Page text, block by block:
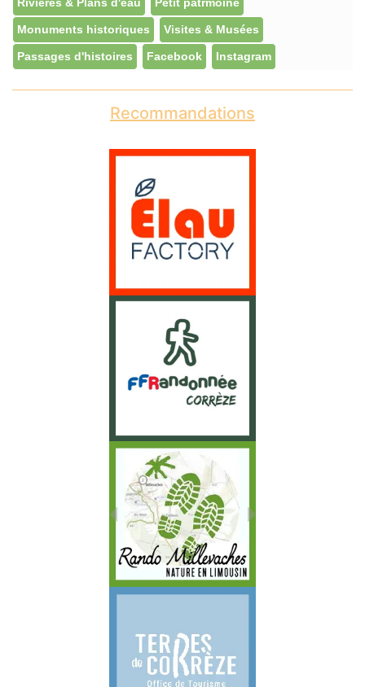
Rivières & Plans d'eau Petit patrmoine
Monuments historiques Visites & Musées
Passages d'histoires Facebook Instagram
Recommandations